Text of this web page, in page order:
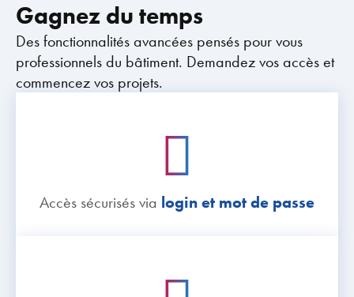
Gagnez du temps
Des fonctionnalités avancées pensés pour vous
professionnels du bâtiment. Demandez vos accès et
commencez vos projets.
Accès sécurisés via login et mot de passe